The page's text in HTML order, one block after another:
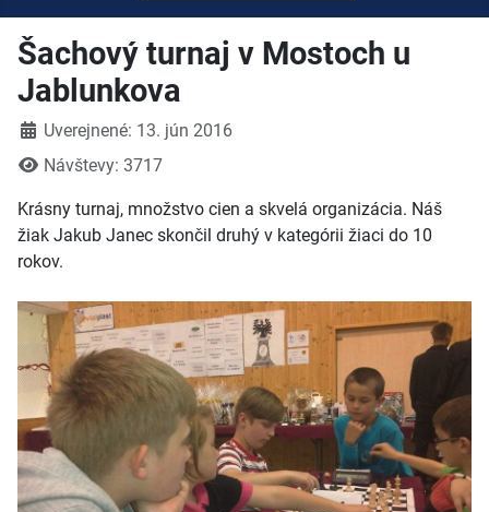
Šachový turnaj v Mostoch u
Jablunkova
DetailyUverejnené: 13. jún 2016
Návštevy: 3717
Krásny turnaj, množstvo cien a skvelá organizácia. Náš
žiak Jakub Janec skončil druhý v kategórii žiaci do 10
rokov.